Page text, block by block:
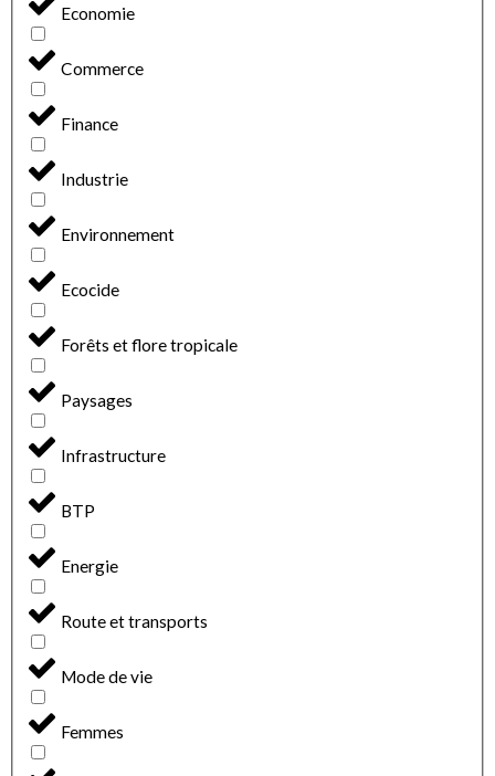
Economie
Commerce
Finance
Industrie
Environnement
Ecocide
Forêts et flore tropicale
Paysages
Infrastructure
BTP
Energie
Route et transports
Mode de vie
Femmes